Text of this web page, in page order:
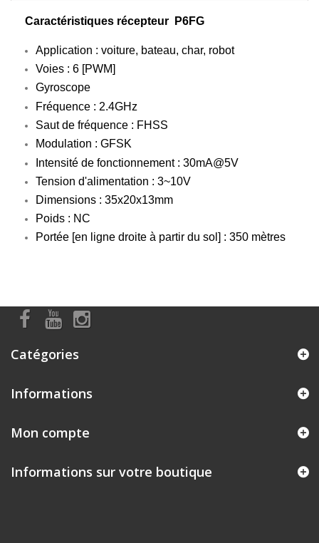
Caractéristiques récepteur P6FG
Application : voiture, bateau, char, robot
Voies : 6 [PWM]
Gyroscope
Fréquence : 2.4GHz
Saut de fréquence : FHSS
Modulation : GFSK
Intensité de fonctionnement : 30mA@5V
Tension d'alimentation : 3~10V
Dimensions : 35x20x13mm
Poids : NC
Portée [en ligne droite à partir du sol] : 350 mètres
Catégories
Informations
Mon compte
Informations sur votre boutique